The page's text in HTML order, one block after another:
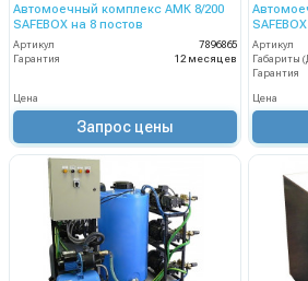
Автомоечный комплекс АМК 8/200
SAFEBOX на 8 постов
Артикул
7896865
Гарантия
12 месяцев
Цена
Запрос цены
Артикул
Габариты
Гарантия
Цена